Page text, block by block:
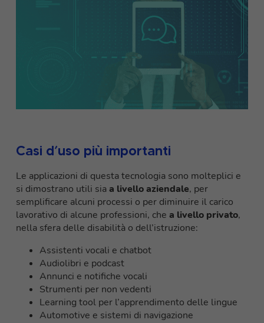
Casi d’uso più importanti
Le applicazioni di questa tecnologia sono molteplici e
si dimostrano utili siaa livello aziendale, per
semplificare alcuni processi o per diminuire il carico
lavorativo di alcune professioni, che a livello privato,
nella sfera delle disabilità o dell’istruzione:
Assistenti vocali e chatbot
Audiolibri e podcast
Annunci e notifiche vocali
Strumenti per non vedenti
Learning tool per l’apprendimento delle lingue
Automotive e sistemi di navigazione